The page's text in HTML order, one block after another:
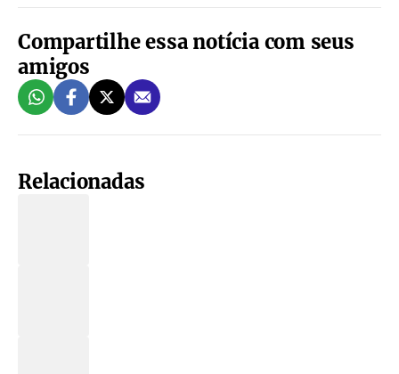
Compartilhe essa notícia com seus
amigos
Relacionadas